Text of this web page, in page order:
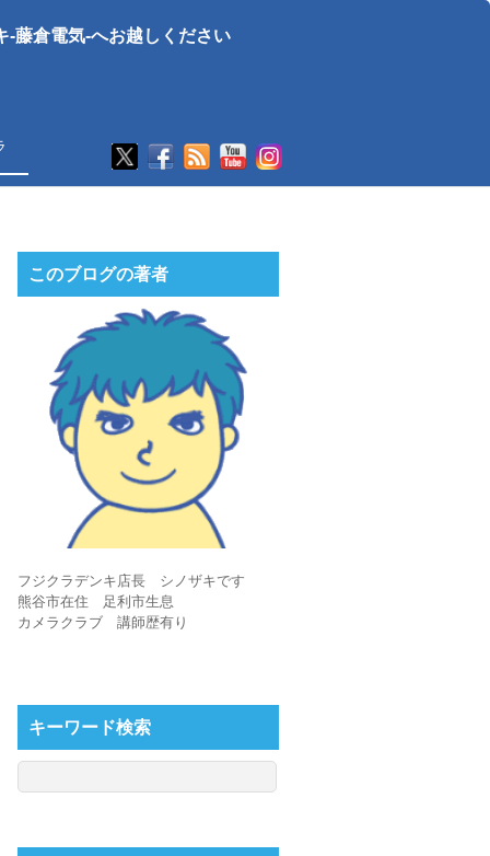
-藤倉電気-へお越しください
このブログの著者
フジクラデンキ店長 シノザキです
熊谷市在住 足利市生息
カメラクラブ 講師歴有り
キーワード検索